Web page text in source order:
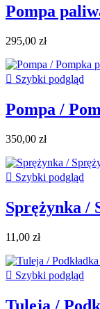
Pompa
295,00 zł
 Szybki podgląd
Pompa /
350,00 zł
 Szybki podgląd
Sprężynka /
11,00 zł
 Szybki podgląd